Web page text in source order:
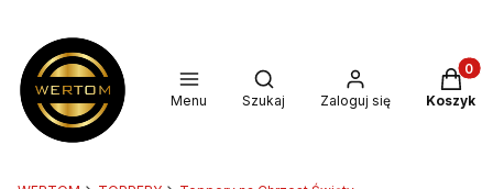
Menu
Otwórz wyszukiwarkę
Szukaj Zaloguj się Koszyk